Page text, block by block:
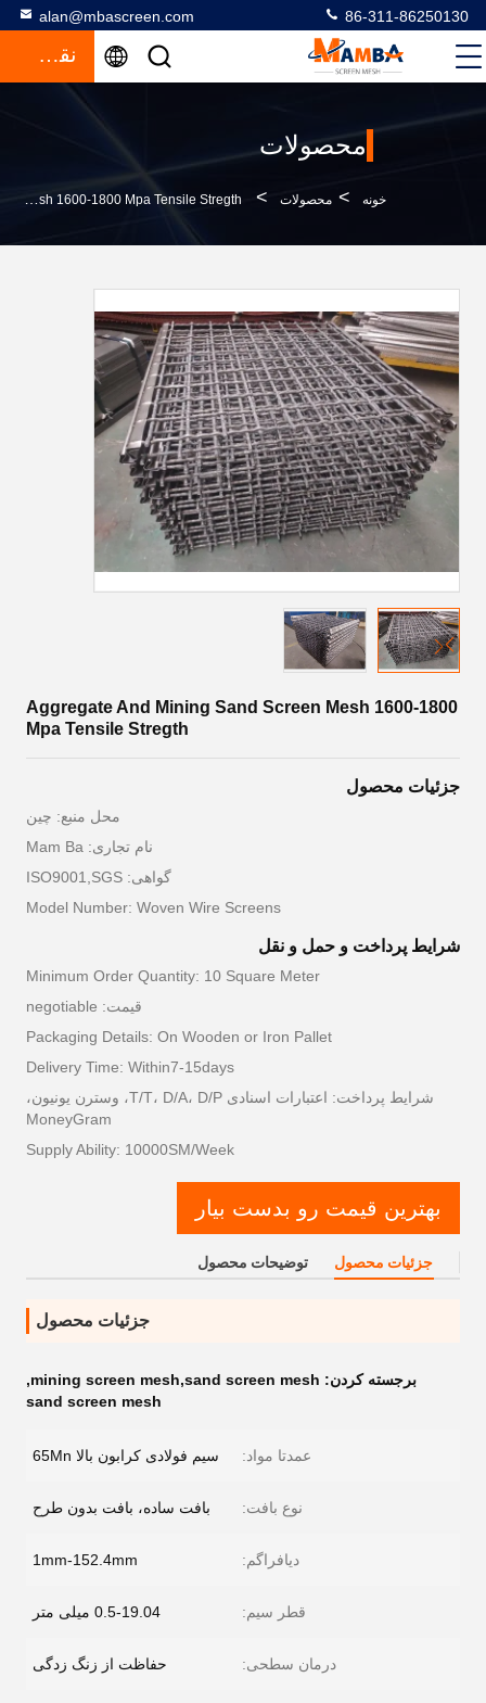
alan@mbascreen.com 86-311-86250130
نقل قول
محصولات
خونه > محصولات >
Aggregate And Mining Sand Screen Mesh 1600-1800 Mpa Tensile Stregth
Aggregate And Mining Sand Screen Mesh 1600-1800
Mpa Tensile Stregth
جزئیات محصول
محل منبع: چين
نام تجاری: Mam Ba
گواهی: ISO9001,SGS
Model Number: Woven Wire Screens
شرایط پرداخت و حمل و نقل
Minimum Order Quantity: 10 Square Meter
قیمت: negotiable
Packaging Details: On Wooden or Iron Pallet
Delivery Time: Within7-15days
شرایط پرداخت: اعتبارات اسنادی T/T، D/A، D/P، وسترن یونیون،
MoneyGram
Supply Ability: 10000SM/Week
بهترین قیمت رو بدست بیار
جزئیات محصول توضیحات محصول
جزئیات محصول
برجسته کردن: mining screen mesh,sand screen mesh
,
sand screen mesh
عمدتا مواد: سیم فولادی کرابون بالا 65Mn
نوع بافت: بافت ساده، بافت بدون طرح
دیافراگم: 1mm-152.4mm
قطر سیم: 0.5-19.04 میلی متر
درمان سطحی: حفاظت از زنگ زدگی